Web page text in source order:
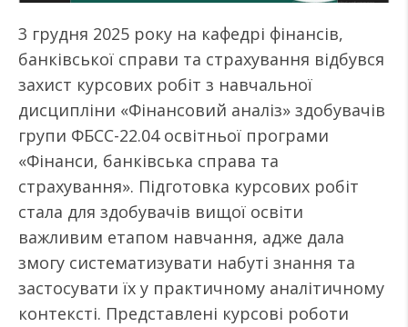
3 грудня 2025 року на кафедрі фінансів,
банківської справи та страхування відбувся
захист курсових робіт з навчальної
дисципліни «Фінансовий аналіз» здобувачів
групи ФБСС-22.04 освітньої програми
«Фінанси, банківська справа та
страхування». Підготовка курсових робіт
стала для здобувачів вищої освіти
важливим етапом навчання, адже дала
змогу систематизувати набуті знання та
застосувати їх у практичному аналітичному
контексті. Представлені курсові роботи